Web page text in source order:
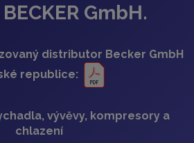
GmbH.
distributor Becker GmbH
republice:
vývěvy, kompresory a
chlazení